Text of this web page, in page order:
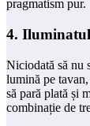
pragmatism pur.
4.
Niciodată să nu
lumină pe
să pară plată și
combinație de